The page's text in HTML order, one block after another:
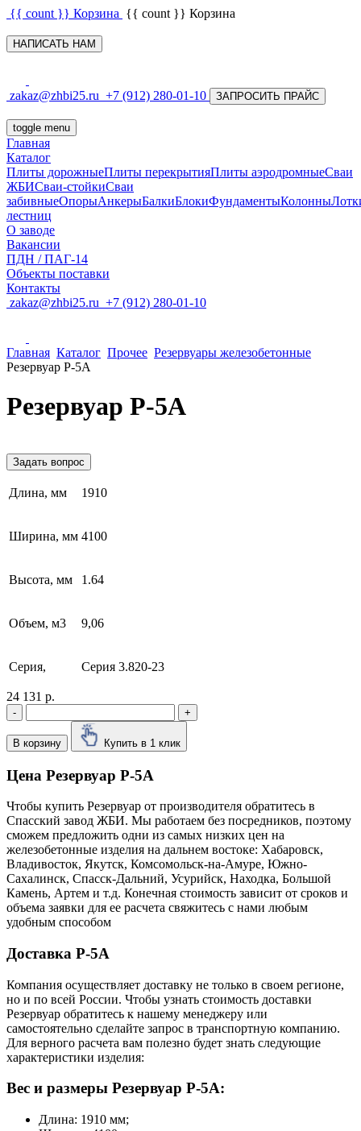
{{ count }} Корзина {{ count }} Корзина
НАПИСАТЬ НАМ
zakaz@zhbi25.ru +7 (912) 280-01-10 ЗАПРОСИТЬ ПРАЙС
toggle menu
Главная
Каталог
Плиты дорожныеПлиты перекрытияПлиты аэродромныеСваи
ЖБИСваи-стойкиСваи
забивныеОпорыАнкерыБалкиБлокиФундаментыКолонны
лестниц
О заводе
Вакансии
ПДН / ПАГ-14
Объекты поставки
Контакты
zakaz@zhbi25.ru +7 (912) 280-01-10
Главная Каталог Прочее Резервуары железобетонные
Резервуар Р-5А
Резервуар Р-5А
Задать вопрос
Длина, мм 1910
Ширина, мм 4100
Высота, мм 1.64
Объем, м3 9,06
Серия, Серия 3.820-23
24 131 р.
- +
В корзину Купить в 1 клик
Цена Резервуар Р-5А
Чтобы купить Резервуар от производителя обратитесь в
Cпасский завод ЖБИ. Мы работаем без посредников, поэтому
сможем предложить одни из самых низких цен на
железобетонные изделия на дальнем востоке: Хабаровск,
Владивосток, Якутск, Комсомольск-на-Амуре, Южно-
Сахалинск, Спасск-Дальний, Усурийск, Находка, Большой
Камень, Артем и т.д. Конечная стоимость зависит от сроков и
объема заявки для ее расчета свяжитесь с нами любым
удобным способом
Доставка Р-5А
Компания осуществляет доставку не только в своем регионе,
но и по всей России. Чтобы узнать стоимость доставки
Резервуар обратитесь к нашему менеджеру или
самостоятельно сделайте запрос в транспортную компанию.
Для верного расчета вам полезно будет знать следующие
характеристики изделия:
Вес и размеры Резервуар Р-5А:
Длина: 1910 мм;